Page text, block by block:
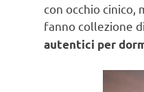
con occhio cinico,
fanno collezione
autentici per